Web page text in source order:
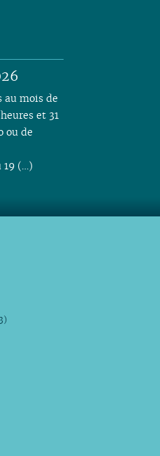
au mois de
et 31
ou de
19 (…)